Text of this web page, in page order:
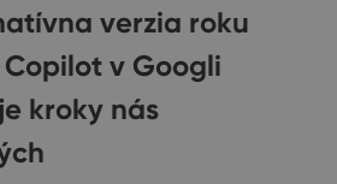
verzia roku
Copilot v Googli
kroky nás